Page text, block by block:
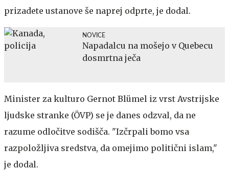
prizadete ustanove še naprej odprte, je dodal.
NOVICE
Napadalcu na mošejo v Quebecu
dosmrtna ječa
Minister za kulturo Gernot Blümel iz vrst Avstrijske
ljudske stranke (ÖVP) se je danes odzval, da ne
razume odločitve sodišča. "Izčrpali bomo vsa
razpoložljiva sredstva, da omejimo politični islam,"
je dodal.